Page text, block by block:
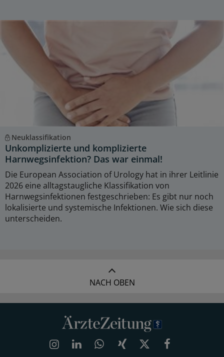
Neuklassifikation
Unkomplizierte und komplizierte
Harnwegsinfektion? Das war einmal!
Die European Association of Urology hat in ihrer Leitlinie
2026 eine alltagstaugliche Klassifikation von
Harnwegsinfektionen festgeschrieben: Es gibt nur noch
lokalisierte und systemische Infektionen. Wie sich diese
unterscheiden.
NACH OBEN